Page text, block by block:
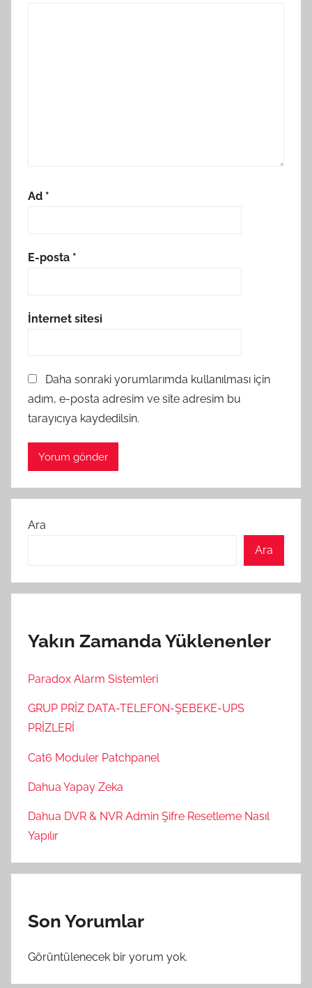
Ad *
E-posta *
İnternet sitesi
Daha sonraki yorumlarımda kullanılması için
adım, e-posta adresim ve site adresim bu
tarayıcıya kaydedilsin.
Ara
Ara
Yakın Zamanda Yüklenenler
Paradox Alarm Sistemleri
GRUP PRİZ DATA-TELEFON-ŞEBEKE-UPS
PRİZLERİ
Cat6 Moduler Patchpanel
Dahua Yapay Zeka
Dahua DVR & NVR Admin Şifre Resetleme Nasıl
Yapılır
Son Yorumlar
Görüntülenecek bir yorum yok.